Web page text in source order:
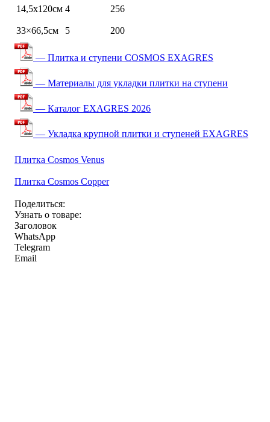
14,5х120см 4 256
33×66,5см 5 200
— Плитка и ступени COSMOS EXAGRES
— Материалы для укладки плитки на ступени
— Каталог EXAGRES 2026
— Укладка крупной плитки и ступеней EXAGRES
Плитка Cosmos Venus
Плитка Cosmos Copper
Поделиться:
Узнать о товаре:
Заголовок
WhatsApp
Telegram
Email